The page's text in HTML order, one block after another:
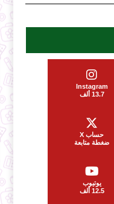
Instagram
13.7 ألف
حساب X
ضغطة متابعة
يوتيوب
12.5 ألف